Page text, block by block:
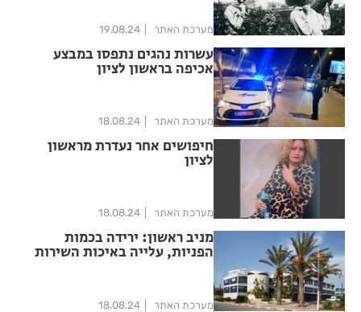
מערכת האתר 19.08.24
עשרות נהגים נתפסו במבצע
אכיפה בראשון לציון
מערכת האתר 18.08.24
חיפושים אחר נעדרת מראשון
לציון
מערכת האתר 18.08.24
מניב ראשון: ירידה בכמות
הפניות, עלייה באיכות השירות
מערכת האתר 18.08.24